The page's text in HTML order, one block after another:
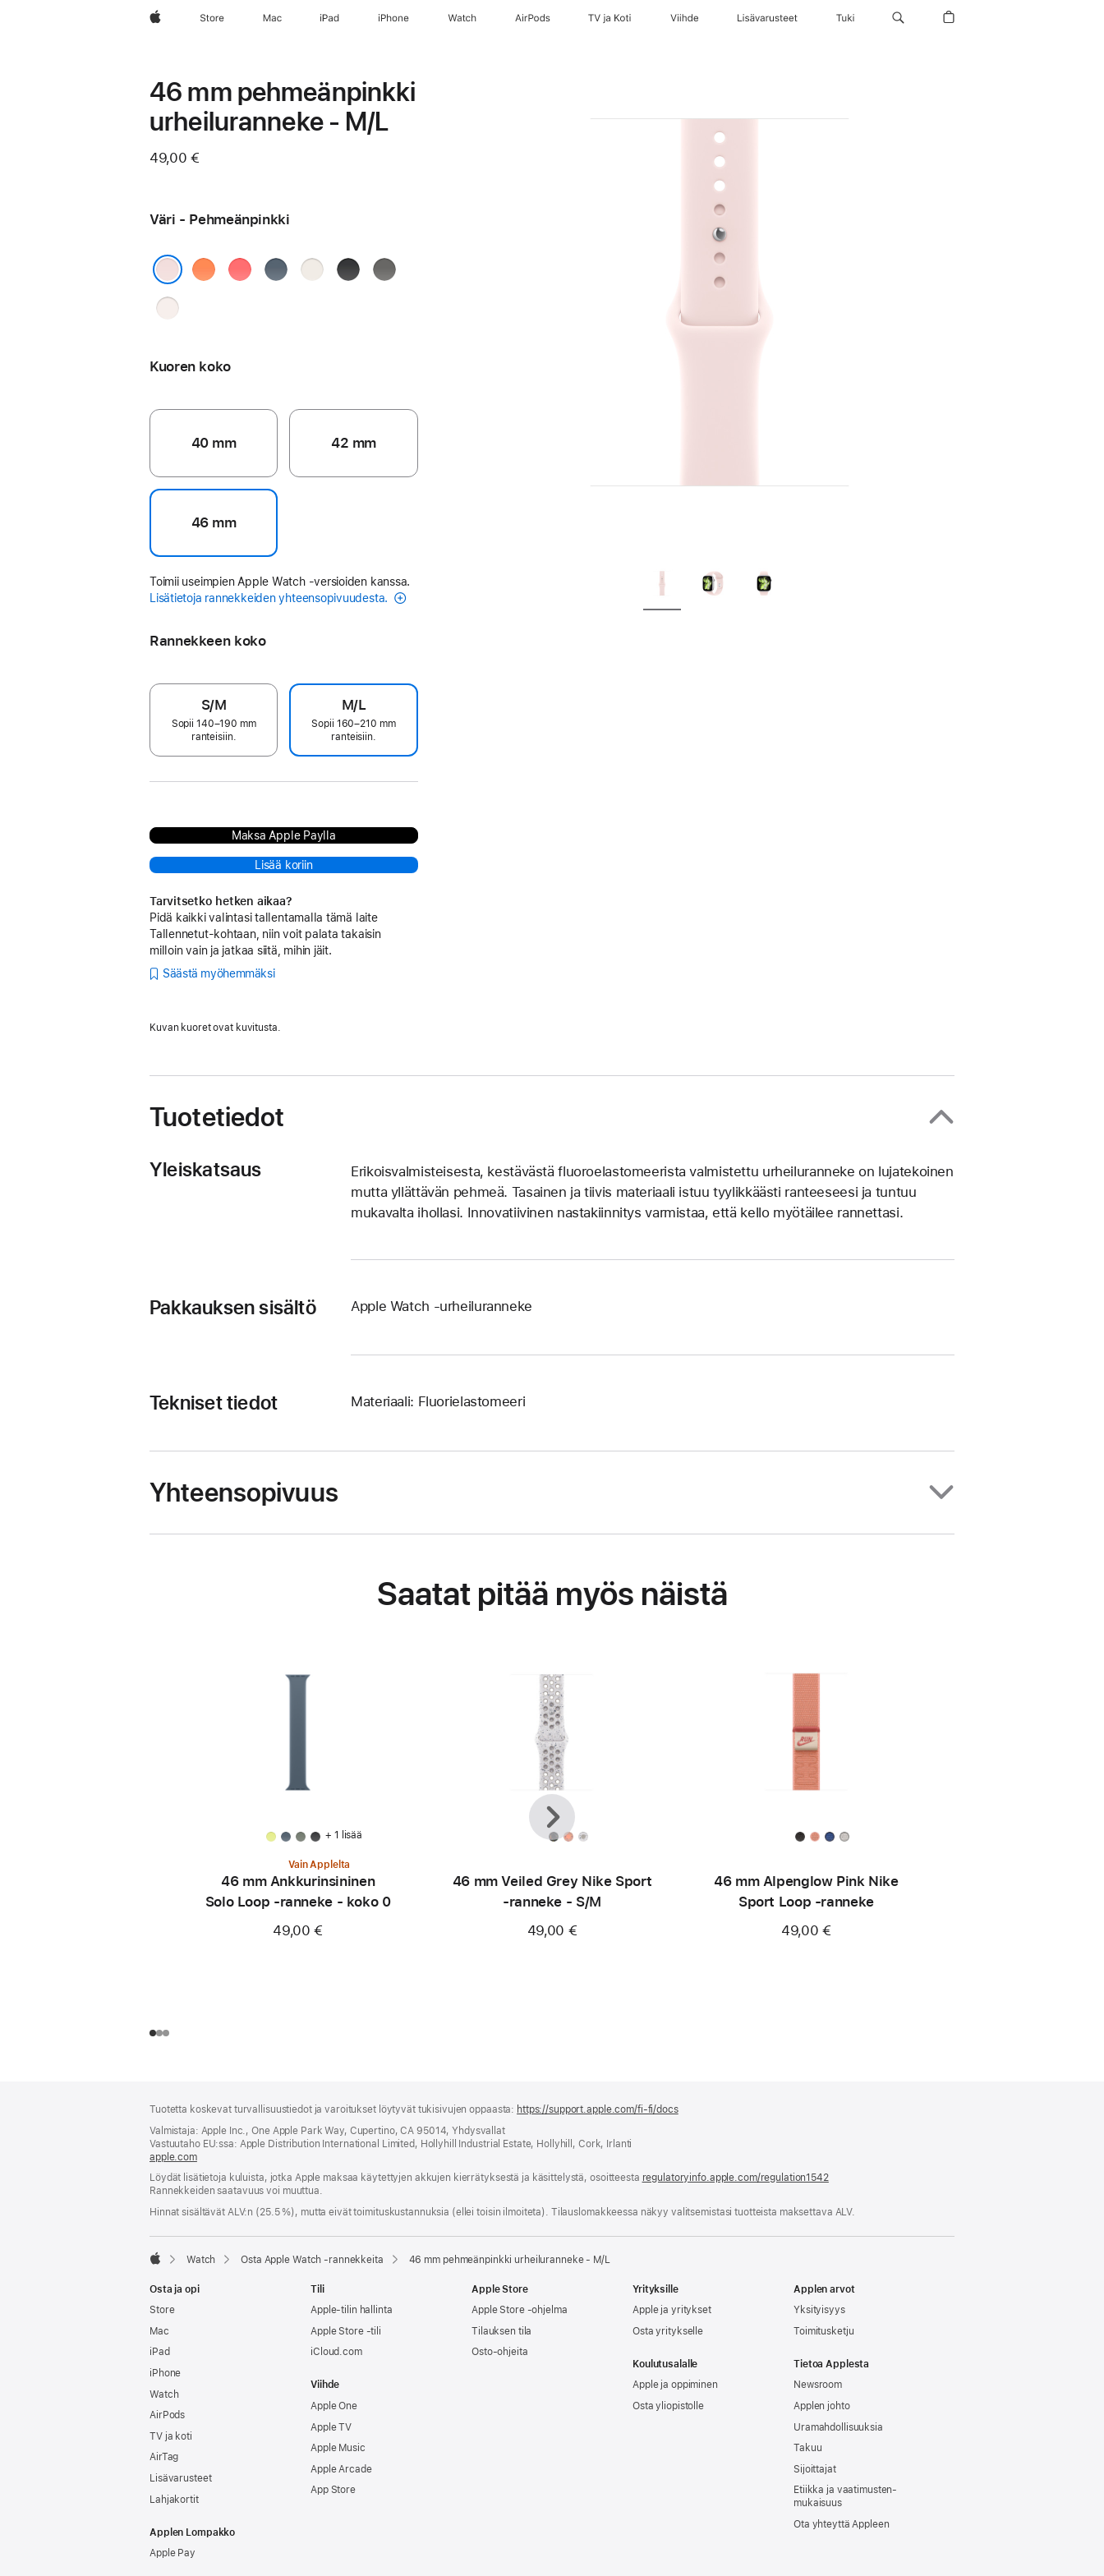
Apple Store Mac iPad iPhone Watch AirPods TV ja Koti Viihde Lisävarusteet Tuki
46 mm pehmeän­pinkki
urheiluranneke - M/L
49,00 €
Väri - Pehmeän­pinkki
Klementiini
HeleäAnkkurinsininen
Tähti­MustaLiuskeen­
Punan­
Kuoren koko
40 mm 42 mm
46 mm
Toimii useimpien Apple Watch ‑versioiden kanssa.
Lisätietoja rannekkeiden yhteensopivuudesta.
Rannekkeen koko
S/M
Sopii 140–190 mm
ranteisiin.
M/L
Sopii 160–210 mm
ranteisiin.
Maksa Apple Paylla
Lisää koriin
Tarvitsetko hetken aikaa?
Pidä kaikki valintasi tallentamalla tämä laite
Tallennetut-kohtaan, niin voit palata takaisin
milloin vain ja jatkaa siitä, mihin jäit.
Säästä myöhemmäksi
Kuvan kuoret ovat kuvitusta.
Tuotetiedot
Yleiskatsaus
Erikoisvalmisteisesta, kestävästä fluoroelastomeerista valmistettu urheiluranneke on lujatekoinen
mutta yllättävän pehmeä. Tasainen ja tiivis materiaali istuu tyylikkäästi ranteeseesi ja tuntuu
mukavalta ihollasi. Innovatiivinen nastakiinnitys varmistaa, että kello myötäilee rannettasi.
Pakkauksen sisältö Apple Watch ‑urheiluranneke
Tekniset tiedot Materiaali: Fluorielastomeeri
Yhteensopivuus
Saatat pitää myös näistä
+ 1 lisää
Vain Applelta
46 mm Ankkurinsininen
Solo Loop ‑ranneke - koko 0
49,00 €
46 mm Veiled Grey Nike Sport
‑ranneke - S/M
49,00 €
46 mm Alpenglow Pink Nike
Sport Loop ‑ranneke
49,00 €
Edellinen
Seuraava
Tuotetta koskevat turvallisuustiedot ja varoitukset löytyvät tukisivujen oppaasta: https://support.apple.com/fi-fi/docs(avautuu
Valmistaja: Apple Inc., One Apple Park Way, Cupertino, CA 95014, Yhdysvallat
Vastuutaho EU:ssa: Apple Distribution International Limited, Hollyhill Industrial Estate, Hollyhill, Cork, Irlanti
apple.com(avautuu
uuteen
ikkunaan)
Löydät lisätietoja kuluista, jotka Apple maksaa käytettyjen akkujen kierrätyksestä ja käsittelystä, osoitteesta regulatoryinfo.apple.com/regulation1542(avautuu
Rannekkeiden saatavuus voi muuttua.
Hinnat sisältävät ALV:n (25.5 %), mutta eivät toimitus­kustannuksia (ellei toisin ilmoiteta). Tilauslomakkeessa näkyy valitsemistasi tuotteista maksettava ALV.
Watch Osta Apple Watch ‑rannekkeita 46 mm pehmeän­pinkki urheiluranneke - M/L
Osta ja opi
Store
Mac
iPad
iPhone
Watch
AirPods
TV ja koti
AirTag
Lisävarusteet
Lahjakortit
Applen Lompakko
Apple Pay
Tili
Apple-tilin hallinta
Apple Store -tili
iCloud.com
Viihde
Apple One
Apple TV
Apple Music
Apple Arcade
App Store
Apple Store
Apple Store -ohjelma
Tilauksen tila
Osto-ohjeita
Yrityksille
Apple ja yritykset
Osta yritykselle
Koulutusalalle
Apple ja oppiminen
Osta yliopistolle
Applen arvot
Yksityisyys
Toimitusketju
Tietoa Applesta
Newsroom
Applen johto
Uramahdollisuuksia
Takuu
Sijoittajat
Etiikka ja vaatimusten­
mukaisuus
Ota yhteyttä Appleen